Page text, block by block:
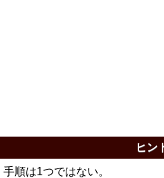
ヒン
手順は1つではない。